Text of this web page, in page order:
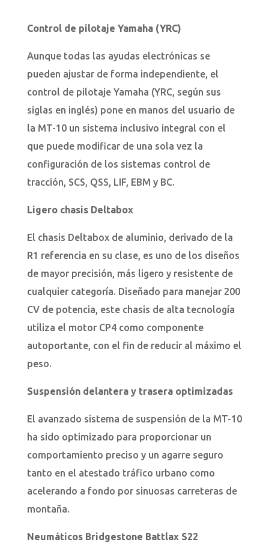
Control de pilotaje Yamaha (YRC)
Aunque todas las ayudas electrónicas se
pueden ajustar de forma independiente, el
control de pilotaje Yamaha (YRC, según sus
siglas en inglés) pone en manos del usuario de
la MT-10 un sistema inclusivo integral con el
que puede modificar de una sola vez la
configuración de los sistemas control de
tracción, SCS, QSS, LIF, EBM y BC.
Ligero chasis Deltabox
El chasis Deltabox de aluminio, derivado de la
R1 referencia en su clase, es uno de los diseños
de mayor precisión, más ligero y resistente de
cualquier categoría. Diseñado para manejar 200
CV de potencia, este chasis de alta tecnología
utiliza el motor CP4 como componente
autoportante, con el fin de reducir al máximo el
peso.
Suspensión delantera y trasera optimizadas
El avanzado sistema de suspensión de la MT-10
ha sido optimizado para proporcionar un
comportamiento preciso y un agarre seguro
tanto en el atestado tráfico urbano como
acelerando a fondo por sinuosas carreteras de
montaña.
Neumáticos Bridgestone Battlax S22